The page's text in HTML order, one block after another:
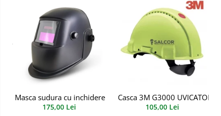
Semimasti
Ochelari
Masca sudura cu inchidere automata
175,00 Lei
Casca 3M G3000 UVICATOR
105,00 Lei